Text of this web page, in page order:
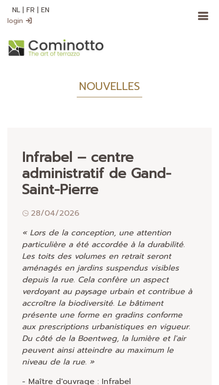
NL | FR | EN
login
NOUVELLES
Infrabel – centre
administratif de Gand-
Saint-Pierre
28/04/2026
« Lors de la conception, une attention
particulière a été accordée à la durabilité.
Les toits des volumes en retrait seront
aménagés en jardins suspendus visibles
depuis la rue. Cela confère un aspect
verdoyant au paysage urbain et contribue à
accroître la biodiversité. Le bâtiment
présente une forme en gradins conforme
aux prescriptions urbanistiques en vigueur.
Du côté de la Boentweg, la lumière et l'air
peuvent ainsi atteindre au maximum le
niveau de la rue. »
- Maître d'ouvrage : Infrabel